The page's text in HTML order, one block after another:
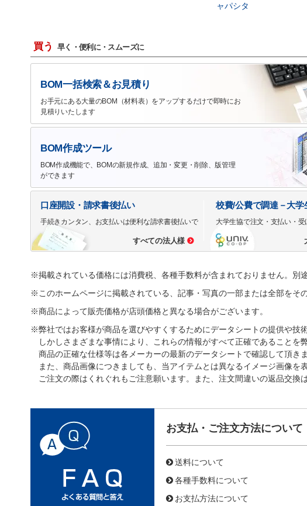
ャパシタ
買う 早く・便利に・スムーズに
BOM一括検索＆お見積り
お手元にある大量のBOM（材料表）をアップするだけで即時にお
見積りいたします
BOM作成ツール
BOM作成機能で、BOMの新規作成、追加・変更・削除、版管理
ができます
口座開設・請求書後払い
手続きカンタン、お支払いは便利な請求書後払いで
すべての法人様
校費/公費で調達－大学
大学生協で注文・支払い・受
※掲載されている価格には消費税、各種手数料が含まれておりません。別
※このホームページに掲載されている、記事・写真の一部または全部をそ
※商品によって販売価格が店頭価格と異なる場合がございます。
※弊社ではお客様が商品を選びやすくするためにデータシートの提供や技
しかしさまざまな事情により、これらの情報がすべて正確であることを
商品の正確な仕様等は各メーカーの最新のデータシートで確認して頂き
また、商品画像につきましても、当アイテムとは異なるイメージ画像を
ご注文の際はくれぐれもご注意願います。また、注文間違いの返品交換
お支払・ご注文方法について
送料について
各種手数料について
お支払方法について